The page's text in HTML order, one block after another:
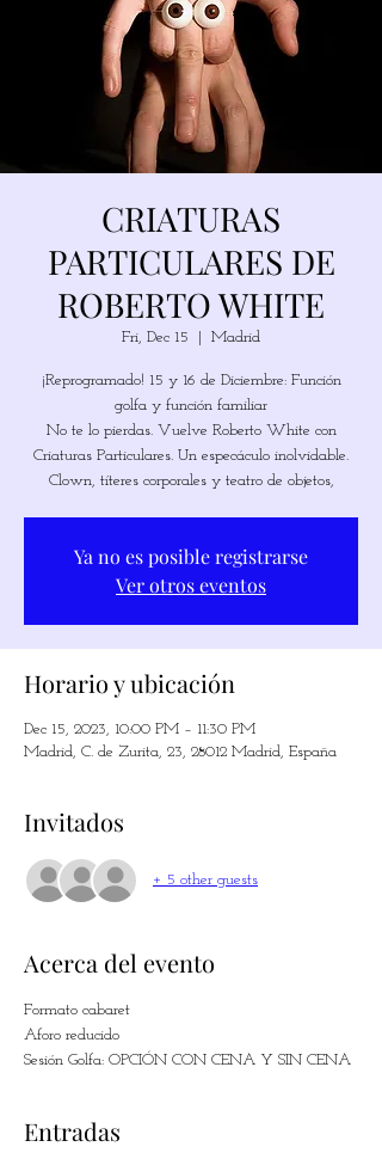
CRIATURAS
PARTICULARES DE
ROBERTO WHITE
Fri, Dec 15 Madrid
¡Reprogramado! 15 y 16 de Diciembre: Función
golfa y función familiar
No te lo pierdas. Vuelve Roberto White con
Criaturas Particulares. Un especáculo inolvidable.
Clown, títeres corporales y teatro de objetos,
Ya no es posible registrarse
Ver otros eventos
Horario y ubicación
Dec 15, 2023, 10:00 PM – 11:30 PM
Madrid, C. de Zurita, 23, 28012 Madrid, España
Invitados
+ 5 other guests
Acerca del evento
Formato cabaret
Aforo reducido
Sesión Golfa: OPCIÓN CON CENA Y SIN CENA
Entradas